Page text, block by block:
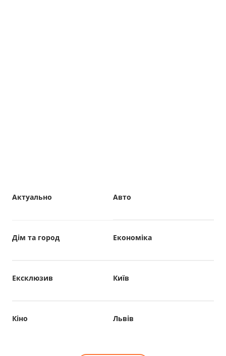
Авто
Актуально
Дім та город Економіка
Ексклюзив Київ
Кіно Львів